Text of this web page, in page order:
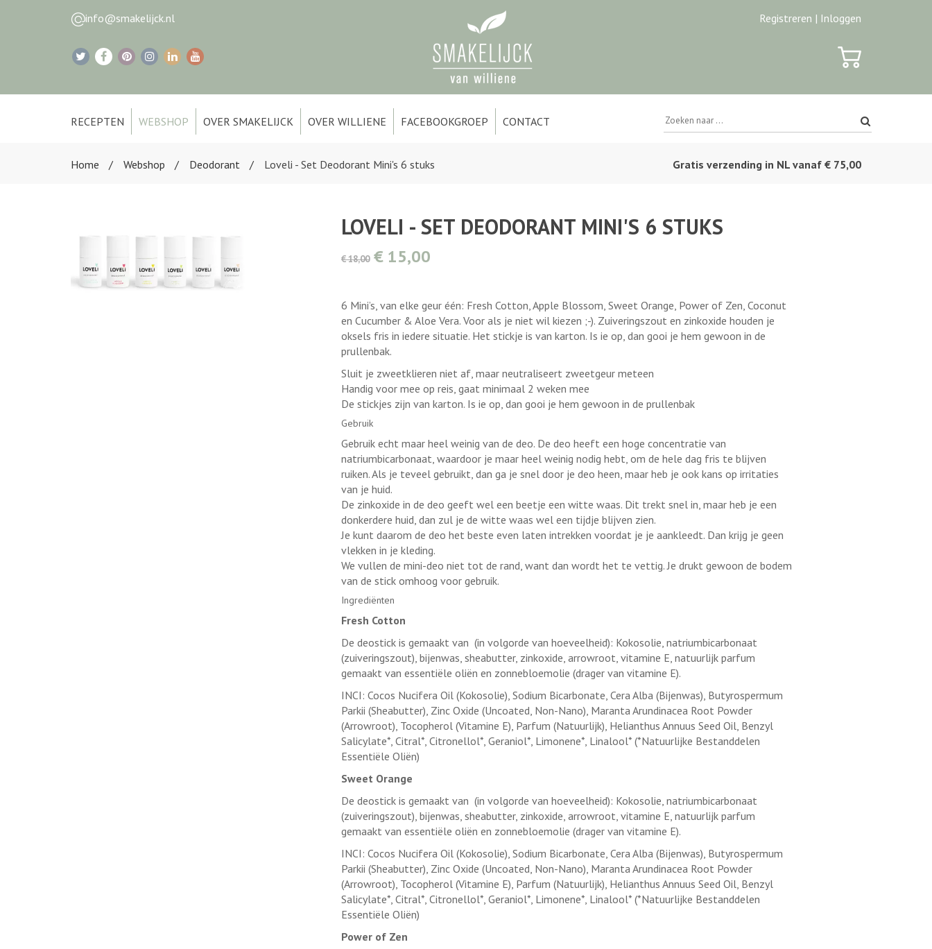
info@smakelijck.nl Registreren | Inloggen
RECEPTEN WEBSHOP OVER SMAKELIJCK OVER WILLIENE FACEBOOKGROEP CONTACT
Home Webshop Deodorant Loveli - Set Deodorant Mini's 6 stuks Gratis verzending in NL vanaf € 75,00
LOVELI - SET DEODORANT MINI'S 6 STUKS
€ 18,00€ 15,00
6 Mini’s, van elke geur één: Fresh Cotton, Apple Blossom, Sweet Orange, Power of Zen, Coconut
en Cucumber & Aloe Vera. Voor als je niet wil kiezen ;-). Zuiveringszout en zinkoxide houden je
oksels fris in iedere situatie. Het stickje is van karton. Is ie op, dan gooi je hem gewoon in de
prullenbak.
Sluit je zweetklieren niet af, maar neutraliseert zweetgeur meteen
Handig voor mee op reis, gaat minimaal 2 weken mee
De stickjes zijn van karton. Is ie op, dan gooi je hem gewoon in de prullenbak
Gebruik
Gebruik echt maar heel weinig van de deo. De deo heeft een hoge concentratie van
natriumbicarbonaat, waardoor je maar heel weinig nodig hebt, om de hele dag fris te blijven
ruiken. Als je teveel gebruikt, dan ga je snel door je deo heen, maar heb je ook kans op irritaties
van je huid.
De zinkoxide in de deo geeft wel een beetje een witte waas. Dit trekt snel in, maar heb je een
donkerdere huid, dan zul je de witte waas wel een tijdje blijven zien.
Je kunt daarom de deo het beste even laten intrekken voordat je je aankleedt. Dan krijg je geen
vlekken in je kleding.
We vullen de mini-deo niet tot de rand, want dan wordt het te vettig. Je drukt gewoon de bodem
van de stick omhoog voor gebruik.
Ingrediënten
Fresh Cotton
De deostick is gemaakt van (in volgorde van hoeveelheid): Kokosolie, natriumbicarbonaat
(zuiveringszout), bijenwas, sheabutter, zinkoxide, arrowroot, vitamine E, natuurlijk parfum
gemaakt van essentiële oliën en zonnebloemolie (drager van vitamine E).
INCI: Cocos Nucifera Oil (Kokosolie), Sodium Bicarbonate, Cera Alba (Bijenwas), Butyrospermum
Parkii (Sheabutter), Zinc Oxide (Uncoated, Non-Nano), Maranta Arundinacea Root Powder
(Arrowroot), Tocopherol (Vitamine E), Parfum (Natuurlijk), Helianthus Annuus Seed Oil, Benzyl
Salicylate*, Citral*, Citronellol*, Geraniol*, Limonene*, Linalool* (*Natuurlijke Bestanddelen
Essentiële Oliën)
Sweet Orange
De deostick is gemaakt van (in volgorde van hoeveelheid): Kokosolie, natriumbicarbonaat
(zuiveringszout), bijenwas, sheabutter, zinkoxide, arrowroot, vitamine E, natuurlijk parfum
gemaakt van essentiële oliën en zonnebloemolie (drager van vitamine E).
INCI: Cocos Nucifera Oil (Kokosolie), Sodium Bicarbonate, Cera Alba (Bijenwas), Butyrospermum
Parkii (Sheabutter), Zinc Oxide (Uncoated, Non-Nano), Maranta Arundinacea Root Powder
(Arrowroot), Tocopherol (Vitamine E), Parfum (Natuurlijk), Helianthus Annuus Seed Oil, Benzyl
Salicylate*, Citral*, Citronellol*, Geraniol*, Limonene*, Linalool* (*Natuurlijke Bestanddelen
Essentiële Oliën)
Power of Zen